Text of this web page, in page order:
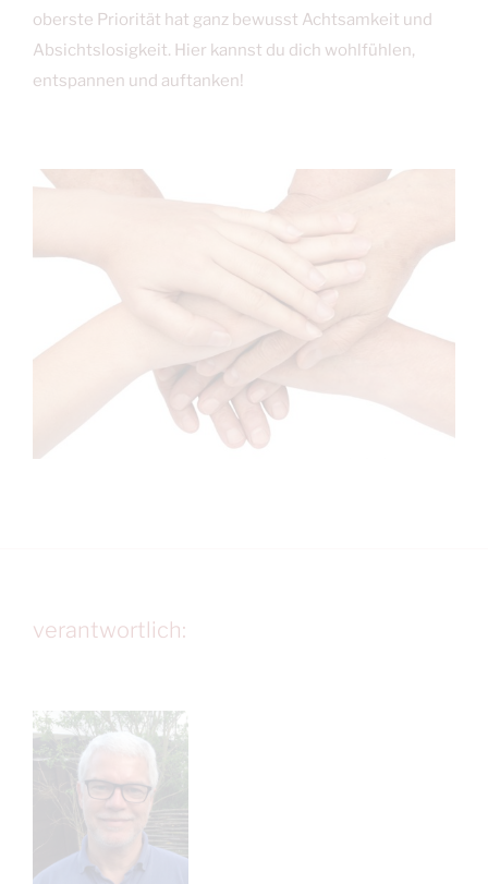
oberste Priorität hat ganz bewusst Achtsamkeit und
Absichtslosigkeit. Hier kannst du dich wohlfühlen,
entspannen und auftanken!
verantwortlich: